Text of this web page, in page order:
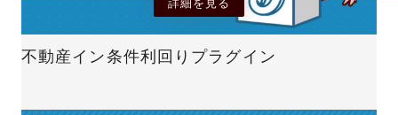
詳細を見る
不動産イン条件利回りプラグイン